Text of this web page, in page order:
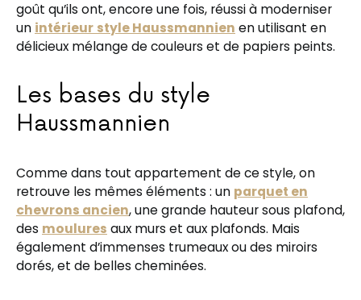
goût qu’ils ont, encore une fois, réussi à moderniser
un intérieur style Haussmannien en utilisant en
délicieux mélange de couleurs et de papiers peints.
Les bases du style
Haussmannien
Comme dans tout appartement de ce style, on
retrouve les mêmes éléments : un parquet en
chevrons ancien, une grande hauteur sous plafond,
des moulures aux murs et aux plafonds. Mais
également d’immenses trumeaux ou des miroirs
dorés, et de belles cheminées.